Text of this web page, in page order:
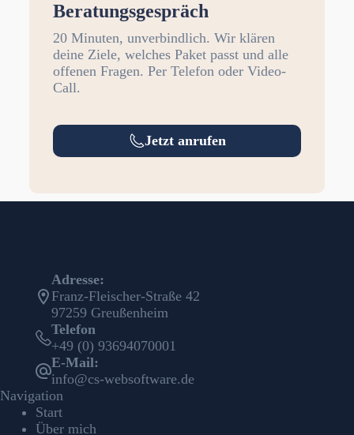
Beratungsgespräch
20 Minuten, unverbindlich. Wir klären
deine Ziele, welches Paket passt und alle
offenen Fragen. Per Telefon oder Video-
Call.
Jetzt anrufen
Adresse:
Franz-Fleischer-Straße 42
97259 Greußenheim
Telefon
+49 (0) 93694070001
E-Mail:
info@cs-websoftware.de
Navigation
Start
Über mich